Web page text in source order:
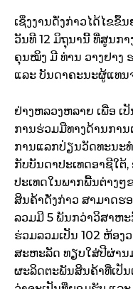
ເຊິ່ງງານ​ດ່ັງກ່າວໄດ້ໄຂຂຶ້
ວັນທີ 12 ມິຖຸນານີ້ ທີ່ສູນກ
ຄຸນໝິງ ມີ ທ່ານ ວາງຢາງ
ແລະ ບັນດາຄະນະຜູ້ແທນ
ຢ່າງ​ຫລວງຫລາຍ ​ເພື່ອ ເ
ການຮ່ວມມືທາງດ້ານການ
ການແລກປ່ຽນວັດທະນະ
ກັບບັນດາປະເທດອາຊີໃຕ້
ປະເທດໃນພາກພື້ນຕ່າງໆ
ສິນຄ້າ​ດ່ັງກ່າວ ສາມາດຮ
ລວມມີ 5 ພັນກວ່າວິສາຫະ
ຮ່ວມລວມ​ເປັນ 102 ຫ້ອງ​
ສະຫະລັດ ທຽບ​ໃສ່​ປີຜ່ານ
ຜະລິດ​ຕະພັນ​ສິນຄ້າ​ທີ່​ເປັ